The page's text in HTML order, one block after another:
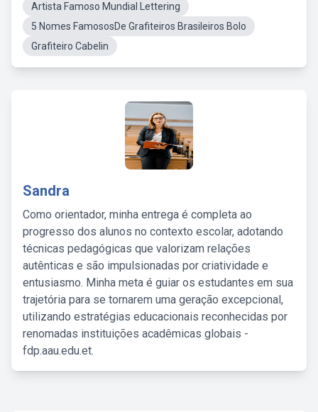
Artista Famoso Mundial Lettering
5 Nomes FamososDe Grafiteiros Brasileiros Bolo
Grafiteiro Cabelin
Sandra
Como orientador, minha entrega é completa ao
progresso dos alunos no contexto escolar, adotando
técnicas pedagógicas que valorizam relações
autênticas e são impulsionadas por criatividade e
entusiasmo. Minha meta é guiar os estudantes em sua
trajetória para se tornarem uma geração excepcional,
utilizando estratégias educacionais reconhecidas por
renomadas instituições acadêmicas globais -
fdp.aau.edu.et.